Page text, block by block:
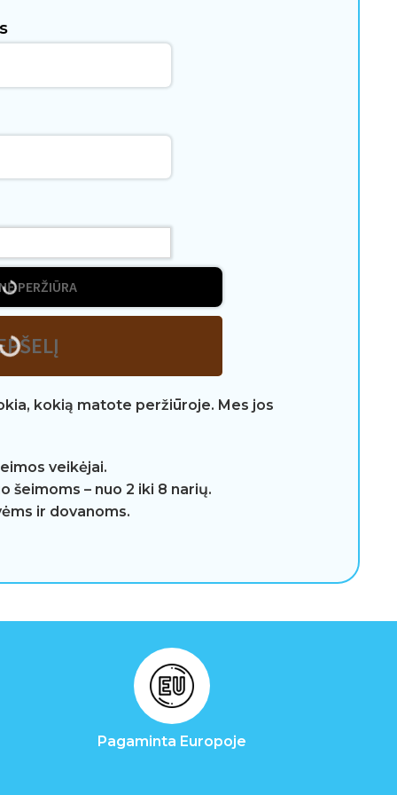
PERŽIŪRA
kokią matote peržiūroje. Mes jos
veikėjai.
šeimoms – nuo 2 iki 8 narių.
ir dovanoms.
Pagaminta Europoje